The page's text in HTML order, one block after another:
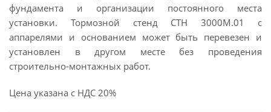
фундамента и организации постоянного места
установки. Тормозной стенд СТН 3000М.01 с
аппарелями и основанием может быть перевезен и
установлен в другом месте без проведения
строительно-монтажных работ.
Цена указана с НДС 20%